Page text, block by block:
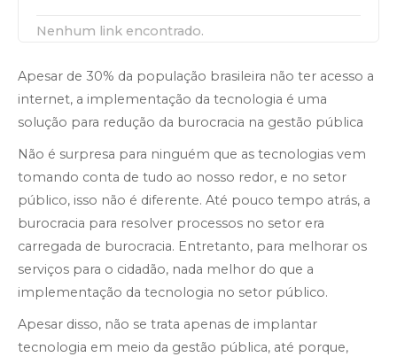
Nenhum link encontrado.
Apesar de 30% da população brasileira não ter acesso a
internet, a implementação da tecnologia é uma
solução para redução da burocracia na gestão pública
Não é surpresa para ninguém que as tecnologias vem
tomando conta de tudo ao nosso redor, e no setor
público, isso não é diferente. Até pouco tempo atrás, a
burocracia para resolver processos no setor era
carregada de burocracia. Entretanto, para melhorar os
serviços para o cidadão, nada melhor do que a
implementação da tecnologia no setor público.
Apesar disso, não se trata apenas de implantar
tecnologia em meio da gestão pública, até porque,